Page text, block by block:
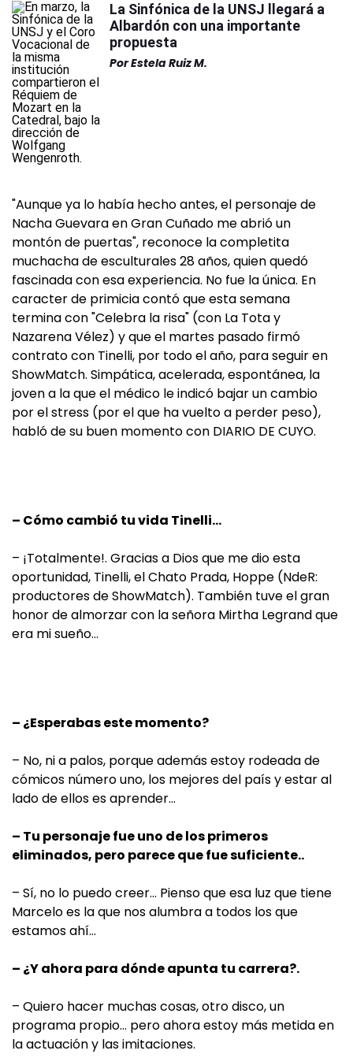
La Sinfónica de la UNSJ llegará a
Albardón con una importante
propuesta
PorEstela Ruiz M.
"Aunque ya lo había hecho antes, el personaje de
Nacha Guevara en Gran Cuñado me abrió un
montón de puertas", reconoce la completita
muchacha de esculturales 28 años, quien quedó
fascinada con esa experiencia. No fue la única. En
caracter de primicia contó que esta semana
termina con "Celebra la risa" (con La Tota y
Nazarena Vélez) y que el martes pasado firmó
contrato con Tinelli, por todo el año, para seguir en
ShowMatch. Simpática, acelerada, espontánea, la
joven a la que el médico le indicó bajar un cambio
por el stress (por el que ha vuelto a perder peso),
habló de su buen momento con DIARIO DE CUYO.
– Cómo cambió tu vida Tinelli…
– ¡Totalmente!. Gracias a Dios que me dio esta
oportunidad, Tinelli, el Chato Prada, Hoppe (NdeR:
productores de ShowMatch). También tuve el gran
honor de almorzar con la señora Mirtha Legrand que
era mi sueño…
– ¿Esperabas este momento?
– No, ni a palos, porque además estoy rodeada de
cómicos número uno, los mejores del país y estar al
lado de ellos es aprender…
– Tu personaje fue uno de los primeros
eliminados, pero parece que fue suficiente..
– Sí, no lo puedo creer… Pienso que esa luz que tiene
Marcelo es la que nos alumbra a todos los que
estamos ahí…
– ¿Y ahora para dónde apunta tu carrera?.
– Quiero hacer muchas cosas, otro disco, un
programa propio… pero ahora estoy más metida en
la actuación y las imitaciones.